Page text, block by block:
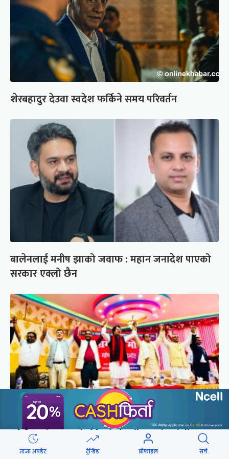
शेरबहादुर देउवा स्वदेश फर्किने समय परिवर्तन
बालेनलाई मनीष झाको जवाफ : महान जनादेश पाएको
सरकार एक्लो छैन
अस्तित्व संकटमा परेपछि मोर्चाबन्दीमा जुटे मधेशी-
पहिचानवादी दल
ताजा अपडेट ट्रेन्डिङ प्रोफाइल सर्च